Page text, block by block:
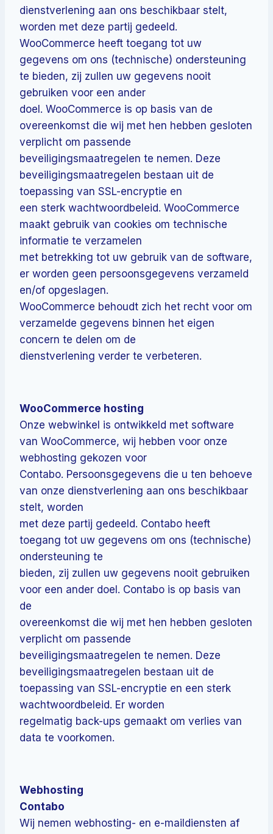
dienstverlening aan ons beschikbaar stelt,
worden met deze partij gedeeld.
WooCommerce heeft toegang tot uw
gegevens om ons (technische) ondersteuning
te bieden, zij zullen uw gegevens nooit
gebruiken voor een ander
doel. WooCommerce is op basis van de
overeenkomst die wij met hen hebben gesloten
verplicht om passende
beveiligingsmaatregelen te nemen. Deze
beveiligingsmaatregelen bestaan uit de
toepassing van SSL-encryptie en
een sterk wachtwoordbeleid. WooCommerce
maakt gebruik van cookies om technische
informatie te verzamelen
met betrekking tot uw gebruik van de software,
er worden geen persoonsgegevens verzameld
en/of opgeslagen.
WooCommerce behoudt zich het recht voor om
verzamelde gegevens binnen het eigen
concern te delen om de
dienstverlening verder te verbeteren.
WooCommerce hosting
Onze webwinkel is ontwikkeld met software
van WooCommerce, wij hebben voor onze
webhosting gekozen voor
Contabo. Persoonsgegevens die u ten behoeve
van onze dienstverlening aan ons beschikbaar
stelt, worden
met deze partij gedeeld. Contabo heeft
toegang tot uw gegevens om ons (technische)
ondersteuning te
bieden, zij zullen uw gegevens nooit gebruiken
voor een ander doel. Contabo is op basis van
de
overeenkomst die wij met hen hebben gesloten
verplicht om passende
beveiligingsmaatregelen te nemen. Deze
beveiligingsmaatregelen bestaan uit de
toepassing van SSL-encryptie en een sterk
wachtwoordbeleid. Er worden
regelmatig back-ups gemaakt om verlies van
data te voorkomen.
Webhosting
Contabo
Wij nemen webhosting- en e-maildiensten af